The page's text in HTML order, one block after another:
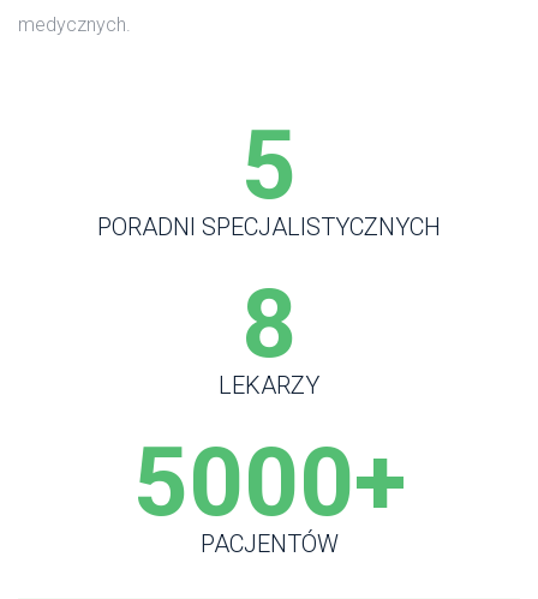
medycznych.
5
PORADNI SPECJALISTYCZNYCH
8
LEKARZY
5000+
PACJENTÓW